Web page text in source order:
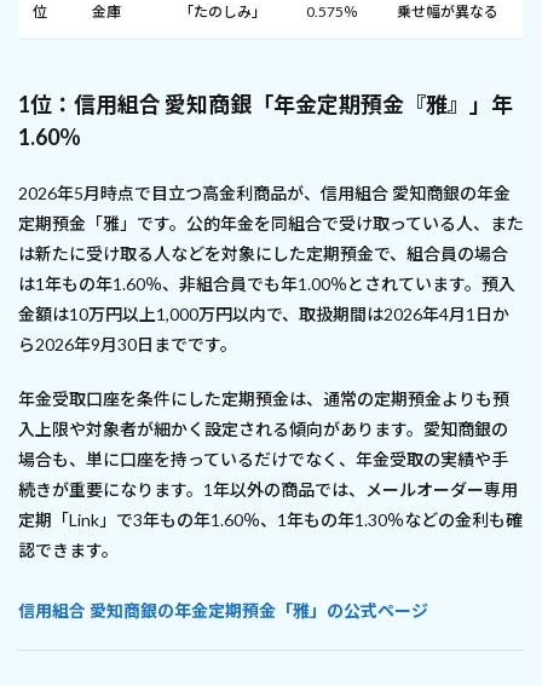
位
金庫
「たのしみ」
0.575％
乗せ幅が異なる
1位：信用組合 愛知商銀「年金定期預金『雅』」年
1.60％
2026年5月時点で目立つ高金利商品が、信用組合 愛知商銀の年金
定期預金「雅」です。公的年金を同組合で受け取っている人、また
は新たに受け取る人などを対象にした定期預金で、組合員の場合
は1年もの年1.60％、非組合員でも年1.00％とされています。預入
金額は10万円以上1,000万円以内で、取扱期間は2026年4月1日か
ら2026年9月30日までです。
年金受取口座を条件にした定期預金は、通常の定期預金よりも預
入上限や対象者が細かく設定される傾向があります。愛知商銀の
場合も、単に口座を持っているだけでなく、年金受取の実績や手
続きが重要になります。1年以外の商品では、メールオーダー専用
定期「Link」で3年もの年1.60％、1年もの年1.30％などの金利も確
認できます。
信用組合 愛知商銀の年金定期預金「雅」の公式ページ